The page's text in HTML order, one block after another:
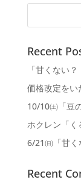
Recent
「甘くない
価格改定をい
10/10㈯「豆
ホクレン「
6/21㈰「甘
Recent